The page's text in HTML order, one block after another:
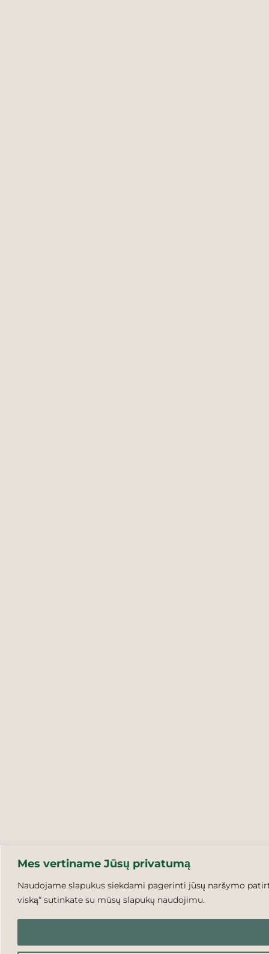
Mes vertiname Jūsų privatumą
Naudojame slapukus siekdami pagerinti jūsų naršymo
viską“ sutinkate su mūsų slapukų naudojimu.